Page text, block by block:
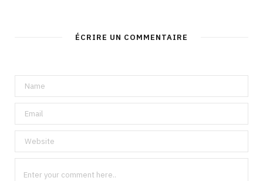
ÉCRIRE UN COMMENTAIRE